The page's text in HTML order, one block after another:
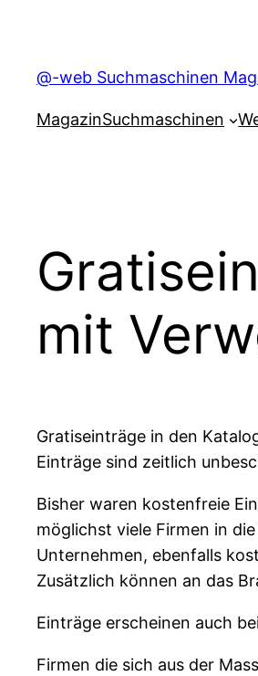
content
@-web Suchmaschinen
MagazinSuchmaschinen
mit
Gratiseinträge in den
Einträge sind zeitlich
Bisher waren kostenfreie
möglichst viele Firmen in
Unternehmen, ebenfalls
Zusätzlich können an das
Einträge erscheinen auch
Firmen die sich aus der